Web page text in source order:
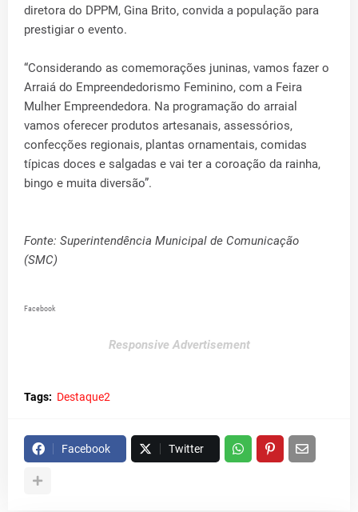
diretora do DPPM, Gina Brito, convida a população para
prestigiar o evento.
“Considerando as comemorações juninas, vamos fazer o
Arraiá do Empreendedorismo Feminino, com a Feira
Mulher Empreendedora. Na programação do arraial
vamos oferecer produtos artesanais, assessórios,
confecções regionais, plantas ornamentais, comidas
típicas doces e salgadas e vai ter a coroação da rainha,
bingo e muita diversão”.
Fonte: Superintendência Municipal de Comunicação
(SMC)
Facebook
Responsive Advertisement
Tags: Destaque2
Facebook Twitter